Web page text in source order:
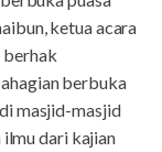
ketua acara
berhak
berbuka
masjid-masjid
ilmu dari kajian